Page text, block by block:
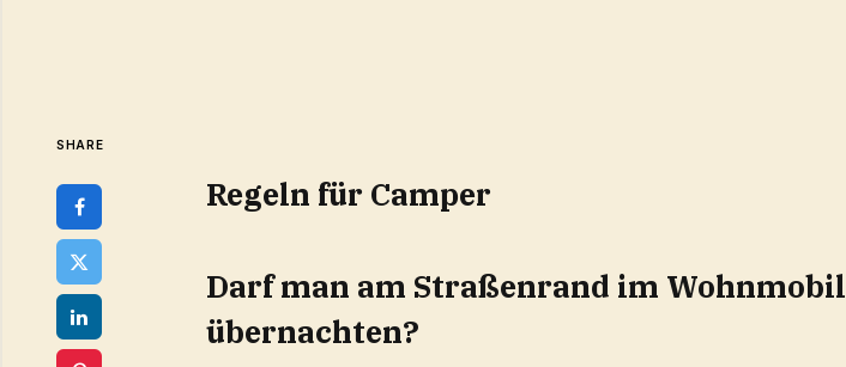
SHARE
Regeln für Camper
Darf man am Straßenrand im Wohnmobil
übernachten?